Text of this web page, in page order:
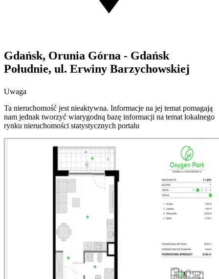
Gdańsk, Orunia Górna - Gdańsk
Południe, ul. Erwiny Barzychowskiej
Uwaga
Ta nieruchomość jest nieaktywna. Informacje na jej temat pomagają
nam jednak tworzyć wiarygodną bazę informacji na temat lokalnego
rynku nieruchomości statystycznych portalu